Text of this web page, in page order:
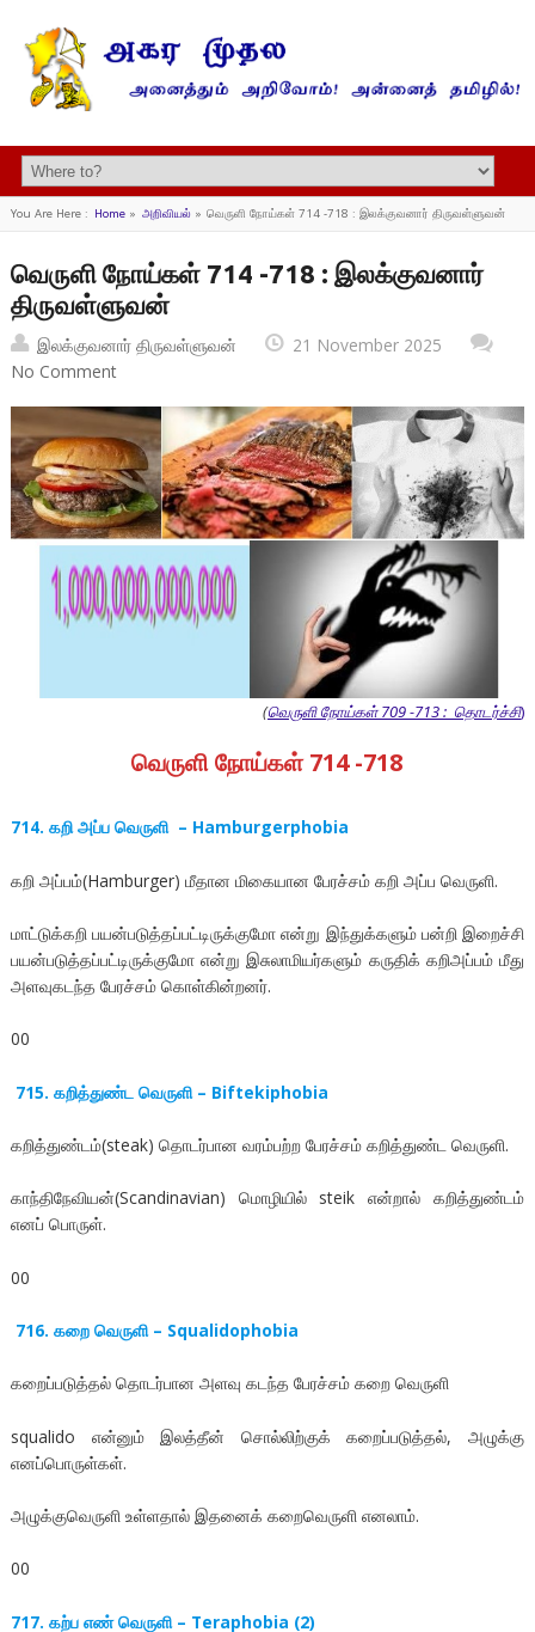
You Are Here : Home» அறிவியல்» வெருளி நோய்கள் 714 -718 : இலக்குவனார் திருவள்ளுவன்
வெருளி நோய்கள் 714 -718 : இலக்குவனார்
திருவள்ளுவன்
இலக்குவனார் திருவள்ளுவன்
21 November 2025
No Comment
(வெருளி நோய்கள் 709 -713 : தொடர்ச்சி)
வெருளி நோய்கள் 714 -718
714. கறி அப்ப வெருளி – Hamburgerphobia
கறி அப்பம்(Hamburger) மீதான மிகையான பேரச்சம் கறி அப்ப வெருளி.
மாட்டுக்கறி பயன்படுத்தப்பட்டிருக்குமோ என்று இந்துக்களும் பன்றி இறைச்சி
பயன்படுத்தப்பட்டிருக்குமோ என்று இசுலாமியர்களும் கருதிக் கறிஅப்பம் மீது
அளவுகடந்த பேரச்சம் கொள்கின்றனர்.
00
715. கறித்துண்ட வெருளி – Biftekiphobia
கறித்துண்டம்(steak) தொடர்பான வரம்பற்ற பேரச்சம் கறித்துண்ட வெருளி.
காந்திநேவியன்(Scandinavian) மொழியில் steik என்றால் கறித்துண்டம்
எனப் பொருள்.
00
716. கறை வெருளி – Squalidophobia
கறைப்படுத்தல் தொடர்பான அளவு கடந்த பேரச்சம் கறை வெருளி
squalido என்னும் இலத்தீன் சொல்லிற்குக் கறைப்படுத்தல், அழுக்கு
எனப்பொருள்கள்.
அழுக்குவெருளி உள்ளதால் இதனைக் கறைவெருளி எனலாம்.
00
717. கற்ப எண் வெருளி – Teraphobia (2)